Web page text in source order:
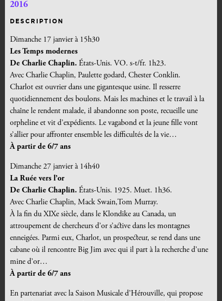
2016
DESCRIPTION
Dimanche 17 janvier à 15h30
Les Temps modernes
De Charlie Chaplin. États-Unis. VO. s-t/fr. 1h23.
Avec Charlie Chaplin, Paulette godard, Chester Conklin.
Charlot est ouvrier dans une gigantesque usine. Il resserre
quotidiennement des boulons. Mais les machines et le travail à la
chaîne le rendent malade, il abandonne son poste, recueille une
orpheline et vit d’expédients. Le vagabond et la jeune fille vont
s’allier pour affronter ensemble les difficultés de la vie…
À partir de 6/7 ans
Dimanche 27 janvier à 14h40
La Ruée vers l’or
De Charlie Chaplin. États-Unis. 1925. Muet. 1h36.
Avec Charlie Chaplin, Mack Swain,Tom Murray.
À la fin du XIXe siècle, dans le Klondike au Canada, un
attroupement de chercheurs d’or s’active dans les montagnes
enneigées. Parmi eux, Charlot, un prospecteur, se rend dans une
cabane où il rencontre Big Jim avec qui il part à la recherche d’une
mine d’or…
À partir de 6/7 ans
En partenariat avec la Saison Musicale d’Hérouville, qui propose